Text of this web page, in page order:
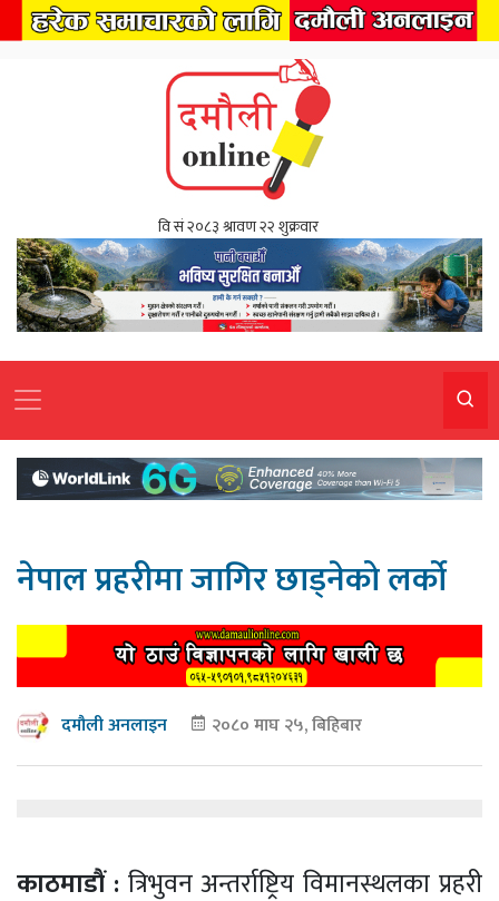
नेपाल प्रहरीमा जागिर छाड्नेको लर्को
दमौली अनलाइन २०८० माघ २५, बिहिबार
काठमाडौं : त्रिभुवन अन्तर्राष्ट्रिय विमानस्थलका प्रहरी